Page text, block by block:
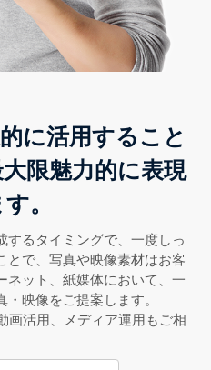
に活用すること
限魅力的に表現
。
するタイミングで、一度しっ
とで、写真や映像素材はお客
ネット、紙媒体において、一
映像をご提案します。
画活用、メディア運用もご相